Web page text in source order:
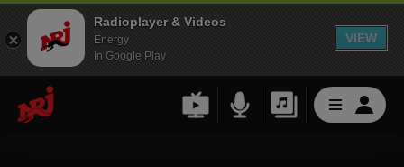
Radioplayer & Videos
Energy
In Google Play
VIEW